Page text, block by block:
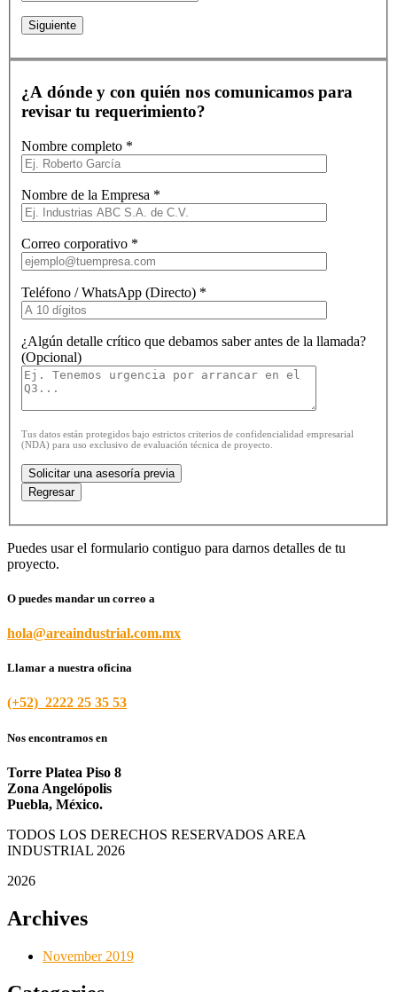
Siguiente
¿A dónde y con quién nos comunicamos para
revisar tu requerimiento?
Nombre completo *
Nombre de la Empresa *
Correo corporativo *
Teléfono / WhatsApp (Directo) *
¿Algún detalle crítico que debamos saber antes de la llamada?
(Opcional)
Tus datos están protegidos bajo estrictos criterios de confidencialidad empresarial
(NDA) para uso exclusivo de evaluación técnica de proyecto.
Regresar
Puedes usar el formulario contiguo para darnos detalles de tu
proyecto.
O puedes mandar un correo a
hola@areaindustrial.com.mx
Llamar a nuestra oficina
(+52) 2222 25 35 53
Nos encontramos en
Torre Platea Piso 8
Zona Angelópolis
Puebla, México.
TODOS LOS DERECHOS RESERVADOS AREA
INDUSTRIAL 2026
2026
Archives
November 2019